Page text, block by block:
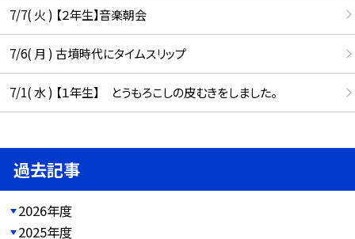
7/7( 火 ) 【２年生】音楽朝会
7/6( 月 ) 古墳時代にタイムスリップ
7/1( 水 ) 【１年生】 とうもろこしの皮むきをしました。
過去記事
2026年度
2025年度